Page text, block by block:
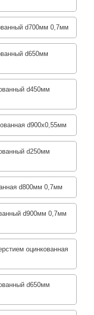
d700мм 0,7мм
d650мм
d450мм
d900х0,55мм
d250мм
d800мм 0,7мм
d900мм 0,7мм
оцинкованная
d650мм